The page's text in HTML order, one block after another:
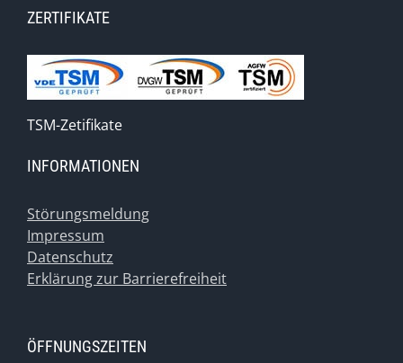
ZERTIFIKATE
TSM-Zetifikate
INFORMATIONEN
Störungsmeldung
Impressum
Datenschutz
Erklärung zur Barrierefreiheit
ÖFFNUNGSZEITEN